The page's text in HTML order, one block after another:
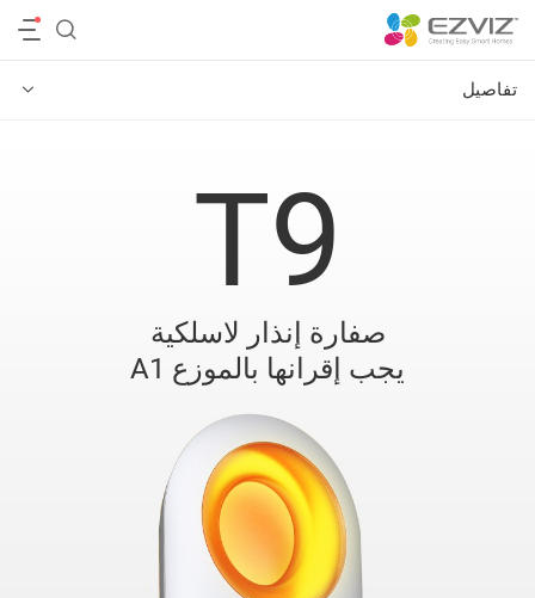
تفاصيل
T9
صفارة إنذار لاسلكية
يجب إقرانها بالموزع A1